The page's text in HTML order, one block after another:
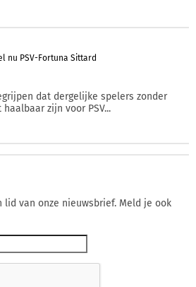
nu PSV-Fortuna Sittard
dat dergelijke spelers zonder
zijn voor PSV...
lid van onze nieuwsbrief. Meld je ook